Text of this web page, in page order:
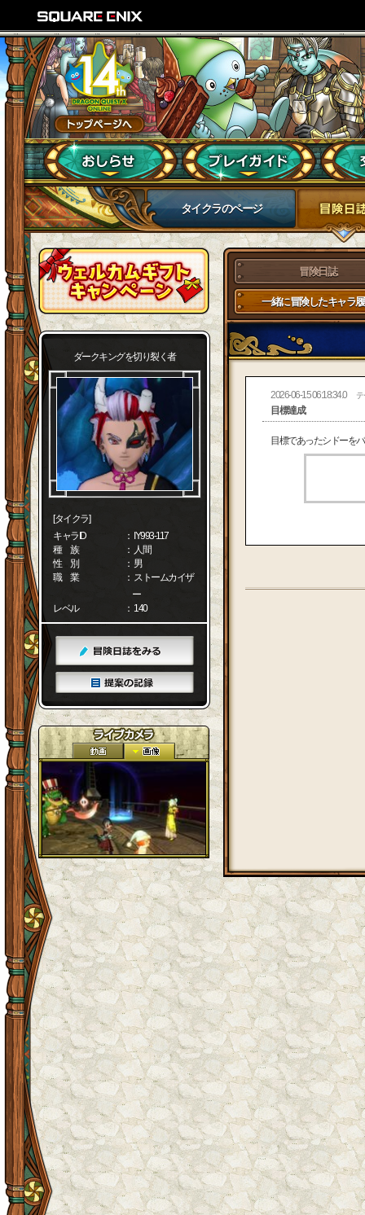
タイクラのページ
ダークキングを切り裂く者
[タイクラ]
キャラID
： IY993-117
種 族
： 人間
性 別
： 男
職 業
： ストームカイザ
ー
レベル
： 140
冒険日誌
一緒に冒険したキャラ
2026-06-15 06:18:34.0 テ
目標達成
目標であったシドーを